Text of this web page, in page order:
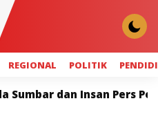
REGIONAL POLITIK
Insan Pers Perkuat